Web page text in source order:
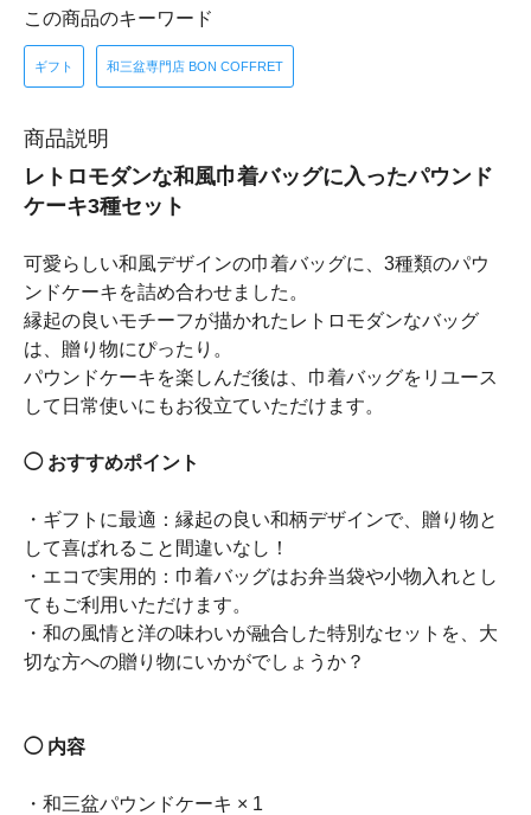
この商品のキーワード
ギフト 和三盆専門店 BON COFFRET
商品説明
レトロモダンな和風巾着バッグに入ったパウンド
ケーキ3種セット
可愛らしい和風デザインの巾着バッグに、3種類のパウ
ンドケーキを詰め合わせました。
縁起の良いモチーフが描かれたレトロモダンなバッグ
は、贈り物にぴったり。
パウンドケーキを楽しんだ後は、巾着バッグをリユース
して日常使いにもお役立ていただけます。
◯ おすすめポイント
・ギフトに最適：縁起の良い和柄デザインで、贈り物と
して喜ばれること間違いなし！
・エコで実用的：巾着バッグはお弁当袋や小物入れとし
てもご利用いただけます。
・和の風情と洋の味わいが融合した特別なセットを、大
切な方への贈り物にいかがでしょうか？
◯ 内容
・和三盆パウンドケーキ × 1